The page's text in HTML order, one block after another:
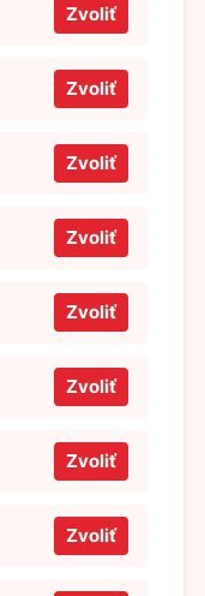
Zvoliť
Zvoliť
Zvoliť
Zvoliť
Zvoliť
Zvoliť
Zvoliť
Zvoliť